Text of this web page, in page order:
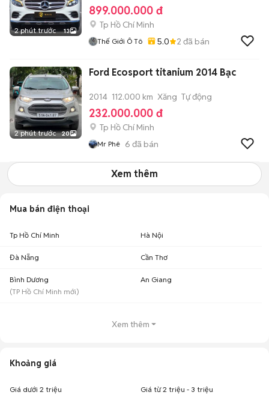
2 phút trước 13
899.000.000 đ
Tp Hồ Chí Minh
Thế Giới Ô Tô 5.0 2 đã bán
2 phút trước 20
Ford Ecosport titanium 2014 Bạc
2014 112.000 km Xăng Tự động
232.000.000 đ
Tp Hồ Chí Minh
Mr Phê 6 đã bán
Xem thêm
Mua bán điện thoại
Tp Hồ Chí Minh Hà Nội
Đà Nẵng Cần Thơ
Bình Dương
(TP Hồ Chí Minh mới)
An Giang
Xem thêm
Khoảng giá
Giá dưới 2 triệu Giá từ 2 triệu - 3 triệu